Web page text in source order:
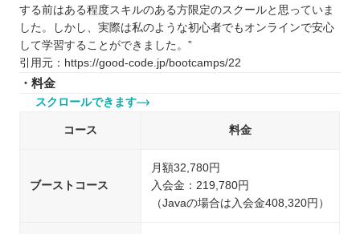
する前はある程度スキルのある方限定のスクールと思っていま
した。しかし、実際は私のような初心者でもオンラインで安心
して学習することができました。”
引用元：https://good-code.jp/bootcamps/22
・料金
スクロールできます
コース 料金
ブーストコース
月額32,780円
入会金：219,780円
（Javaの場合は入会金408,320円）